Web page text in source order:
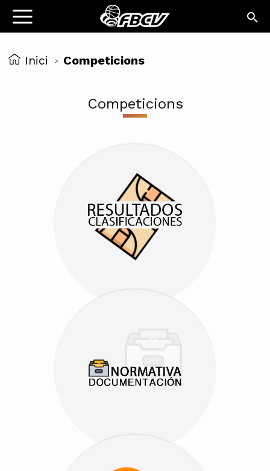
Inici > Competicions
Competicions